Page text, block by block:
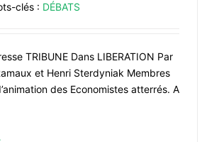
clés : DÉBATS
TRIBUNE Dans LIBERATION Par
et Henri Sterdyniak Membres
des Economistes atterrés. A